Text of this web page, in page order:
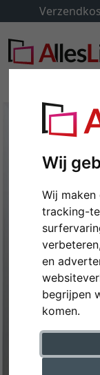
Wij
Wij
tracking-
en
begrijpen
komen.
Terug